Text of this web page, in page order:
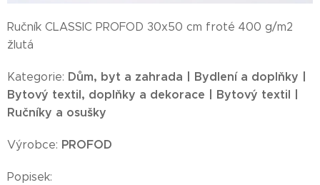
Ručník CLASSIC PROFOD 30x50 cm froté 400 g/m2
žlutá
Kategorie: Dům, byt a zahrada | Bydlení a doplňky |
Bytový textil, doplňky a dekorace | Bytový textil |
Ručníky a osušky
Výrobce: PROFOD
Popisek: